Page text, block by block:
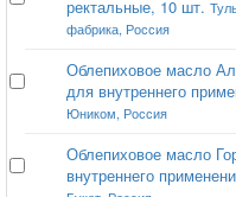
ректальные, 10 шт.
фабрика, Россия
Облепиховое масло
для внутреннего
Юником, Россия
Облепиховое масло
внутреннего